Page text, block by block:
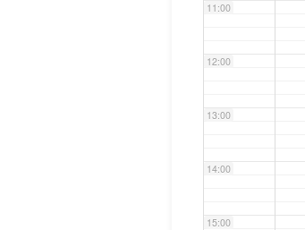
11:00
12:00
13:00
14:00
15:00